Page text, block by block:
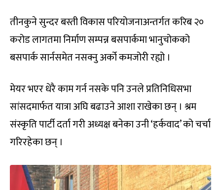
तीनकुने सुन्दर बस्ती विकास परियोजनाअन्तर्गत करिब २०
करोड लागतमा निर्माण सम्पन्न बसपार्कमा भानुचोकको
बसपार्क सार्नसमेत नसक्नु अर्को कमजोरी रह्यो ।
मेयर भएर धेरै काम गर्न नसके पनि उनले प्रतिनिधिसभा
सांसदमार्फत यात्रा अघि बढाउने आशा राखेका छन् । श्रम
संस्कृति पार्टी दर्ता गरी अध्यक्ष बनेका उनी ‘हर्कवाद’ को चर्चा
गरिरहेका छन् ।